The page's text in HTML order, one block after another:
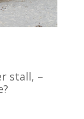
stall, –